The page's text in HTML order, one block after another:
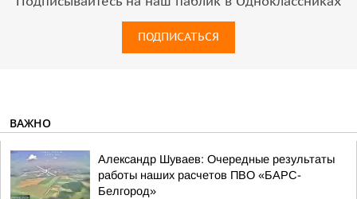
ПОДПИСАТЬСЯ
ВАЖНО
Александр Шуваев: Очередные результаты
работы наших расчетов ПВО «БАРС-
Белгород»